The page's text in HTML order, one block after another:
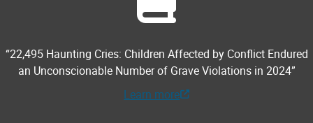
“22,495 Haunting Cries: Children Affected by Conflict Endured
an Unconscionable Number of Grave Violations in 2024”
Learn more